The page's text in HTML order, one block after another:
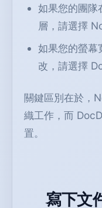
如果您的團隊
層，請選擇
如果您的螢幕
改，請選擇
關鍵區別在於，
織工作，而
置。
寫下文